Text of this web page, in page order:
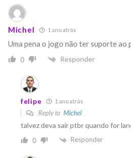
Michel 1 ano atrás
Uma pena o jogo não ter suporte ao
0 Responder
felipe 1 ano atrás
Reply to Michel
talvez deva sair ptbr quando for
0 Responder